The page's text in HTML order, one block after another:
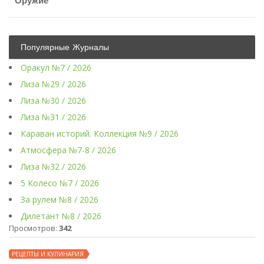
Популярные Журналы
Оракул №7 / 2026
Лиза №29 / 2026
Лиза №30 / 2026
Лиза №31 / 2026
Караван историй. Коллекция №9 / 2026
Атмосфера №7-8 / 2026
Лиза №32 / 2026
5 Колесо №7 / 2026
За рулем №8 / 2026
Дилетант №8 / 2026
Просмотров: 342
РЕЦЕПТЫ И КУЛИНАРИЯ